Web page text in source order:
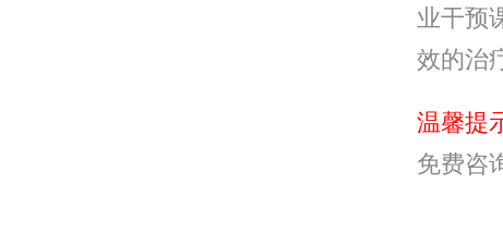
业干预
效的治
温馨提
免费咨